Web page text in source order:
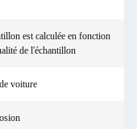
est calculée en fonction
de l'échantillon
voiture